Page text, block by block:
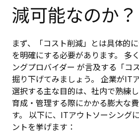
減可能なのか？
まず、「コスト削減」とは具体的
を明確にする必要があります。 多
ングプロバイダー が言及する「コ
掘り下げてみましょう。 企業がIT
選択する主な目的は、社内で熟練
育成・管理する際にかかる膨大な
す。 以下に、ITアウトソーシング
ントを挙げます：